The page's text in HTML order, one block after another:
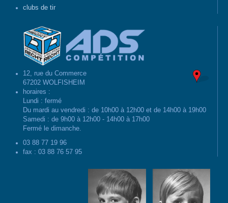
clubs de tir
12, rue du Commerce
67202 WOLFISHEIM
horaires :
Lundi : fermé
Du mardi au vendredi : de 10h00 à 12h00 et de 14h00 à 19h00
Samedi : de 9h00 à 12h00 - 14h00 à 17h00
Fermé le dimanche.
03 88 77 19 96
fax : 03 88 76 57 95